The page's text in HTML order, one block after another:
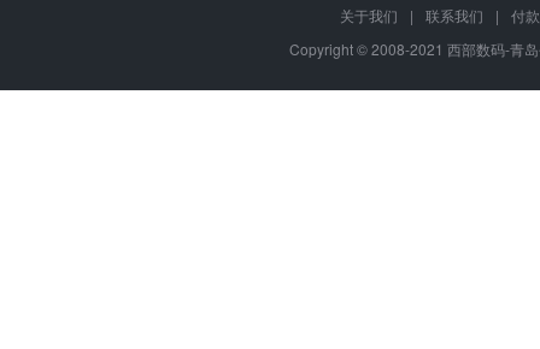
关于我们 | 联系我们 |
付
Copyright © 2008-2021 西部数码-青